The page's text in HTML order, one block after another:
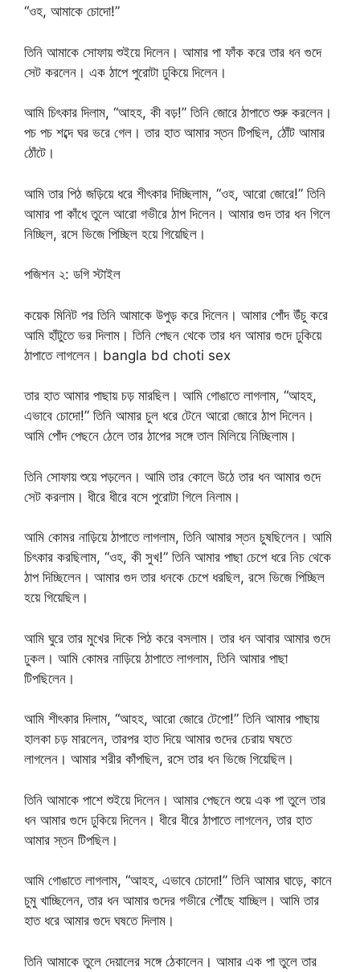
“ওহ, আমাকে চোদো!”
তিনি আমাকে সোফায় শুইয়ে দিলেন। আমার পা ফাঁক করে তার ধন গুদে
সেট করলেন। এক ঠাপে পুরোটা ঢুকিয়ে দিলেন।
আমি চিৎকার দিলাম, “আহহ, কী বড়!” তিনি জোরে ঠাপাতে শুরু করলেন।
পচ পচ শব্দে ঘর ভরে গেল। তার হাত আমার স্তন টিপছিল, ঠোঁট আমার
ঠোঁটে।
আমি তার পিঠ জড়িয়ে ধরে শীৎকার দিচ্ছিলাম, “ওহ, আরো জোরে!” তিনি
আমার পা কাঁধে তুলে আরো গভীরে ঠাপ দিলেন। আমার গুদ তার ধন গিলে
নিচ্ছিল, রসে ভিজে পিচ্ছিল হয়ে গিয়েছিল।
পজিশন ২: ডগি স্টাইল
কয়েক মিনিট পর তিনি আমাকে উপুড় করে দিলেন। আমার পোঁদ উঁচু করে
আমি হাঁটুতে ভর দিলাম। তিনি পেছন থেকে তার ধন আমার গুদে ঢুকিয়ে
ঠাপাতে লাগলেন। bangla bd choti sex
তার হাত আমার পাছায় চড় মারছিল। আমি গোঙাতে লাগলাম, “আহহ,
এভাবে চোদো!” তিনি আমার চুল ধরে টেনে আরো জোরে ঠাপ দিলেন।
আমি পোঁদ পেছনে ঠেলে তার ঠাপের সঙ্গে তাল মিলিয়ে নিচ্ছিলাম।
তিনি সোফায় শুয়ে পড়লেন। আমি তার কোলে উঠে তার ধন আমার গুদে
সেট করলাম। ধীরে ধীরে বসে পুরোটা গিলে নিলাম।
আমি কোমর নাড়িয়ে ঠাপাতে লাগলাম, তিনি আমার স্তন চুষছিলেন। আমি
চিৎকার করছিলাম, “ওহ, কী সুখ!” তিনি আমার পাছা চেপে ধরে নিচ থেকে
ঠাপ দিচ্ছিলেন। আমার গুদ তার ধনকে চেপে ধরছিল, রসে ভিজে পিচ্ছিল
হয়ে গিয়েছিল।
আমি ঘুরে তার মুখের দিকে পিঠ করে বসলাম। তার ধন আবার আমার গুদে
ঢুকল। আমি কোমর নাড়িয়ে ঠাপাতে লাগলাম, তিনি আমার পাছা
টিপছিলেন।
আমি শীৎকার দিলাম, “আহহ, আরো জোরে টেপো!” তিনি আমার পাছায়
হালকা চড় মারলেন, তারপর হাত দিয়ে আমার গুদের চেরায় ঘষতে
লাগলেন। আমার শরীর কাঁপছিল, রসে তার ধন ভিজে গিয়েছিল।
তিনি আমাকে পাশে শুইয়ে দিলেন। আমার পেছনে শুয়ে এক পা তুলে তার
ধন আমার গুদে ঢুকিয়ে দিলেন। ধীরে ধীরে ঠাপাতে লাগলেন, তার হাত
আমার স্তন টিপছিল।
আমি গোঙাতে লাগলাম, “আহহ, এভাবে চোদো!” তিনি আমার ঘাড়ে, কানে
চুমু খাচ্ছিলেন, তার ধন আমার গুদের গভীরে পৌঁছে যাচ্ছিল। আমি তার
হাত ধরে আমার গুদে ঘষতে দিলাম।
তিনি আমাকে তুলে দেয়ালের সঙ্গে ঠেকালেন। আমার এক পা তুলে তার